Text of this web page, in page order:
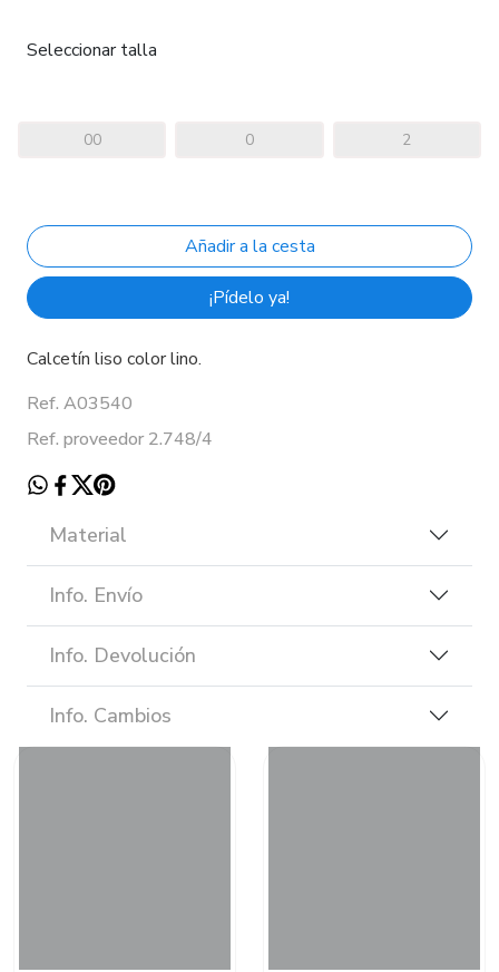
Seleccionar talla
00 0 2
¡Pídelo ya!
Calcetín liso color lino.
Ref. A03540
Ref. proveedor 2.748/4
Material
Info. Envío
Info. Devolución
Info. Cambios